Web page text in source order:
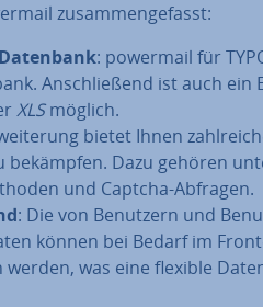
zu­sam­men­ge­fasst:
: powermail für
An­schlie­ßend ist auch ein
XLSmöglich.
bietet Ihnen
bekämpfen. Dazu gehören
und Captcha-Abfragen.
: Die von Benutzern und
können bei Bedarf im
werden, was eine flexible